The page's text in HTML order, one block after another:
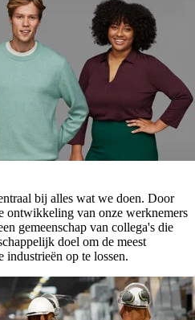
bij alles wat we doen. Door
ontwikkeling van onze werknemers
gemeenschap van collega's die
doel om de meest
industrieën op te lossen.